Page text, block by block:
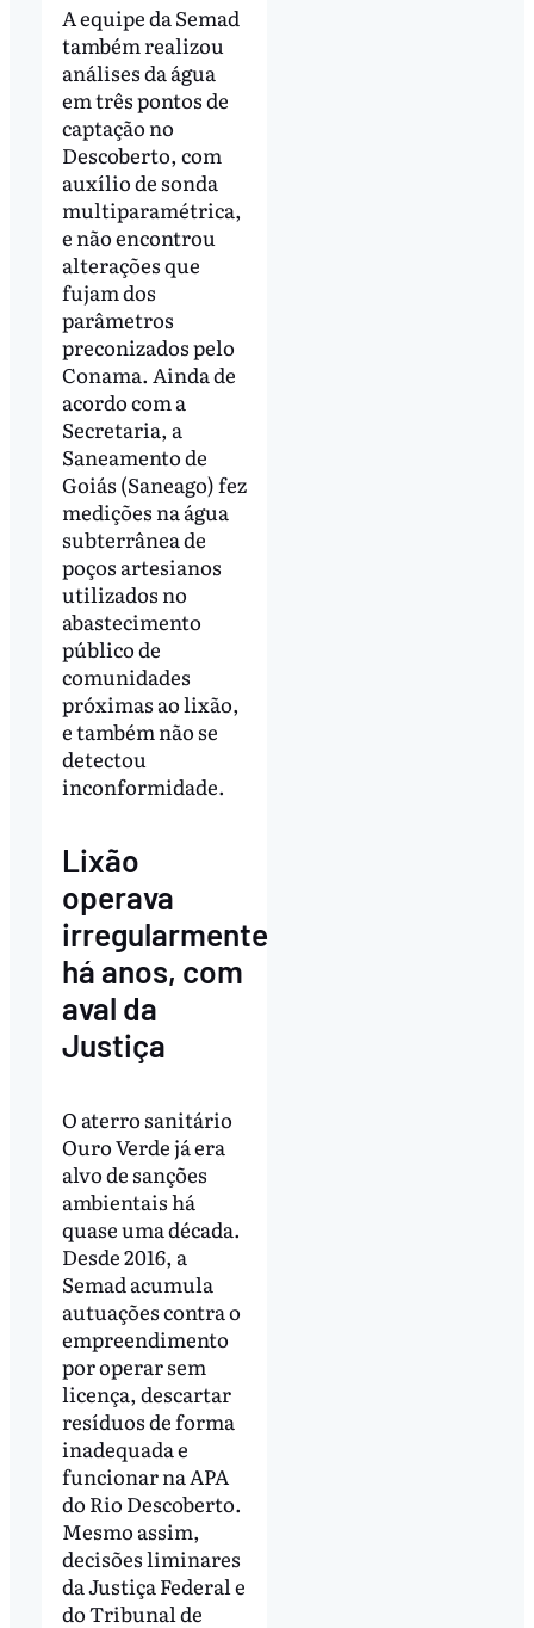
A equipe da Semad
também realizou
análises da água
em três pontos de
captação no
Descoberto, com
auxílio de sonda
multiparamétrica,
e não encontrou
alterações que
fujam dos
parâmetros
preconizados pelo
Conama. Ainda de
acordo com a
Secretaria, a
Saneamento de
Goiás (Saneago) fez
medições na água
subterrânea de
poços artesianos
utilizados no
abastecimento
público de
comunidades
próximas ao lixão,
e também não se
detectou
inconformidade.
Lixão
operava
irregularmente
há anos, com
aval da
Justiça
O aterro sanitário
Ouro Verde já era
alvo de sanções
ambientais há
quase uma década.
Desde 2016, a
Semad acumula
autuações contra o
empreendimento
por operar sem
licença, descartar
resíduos de forma
inadequada e
funcionar na APA
do Rio Descoberto.
Mesmo assim,
decisões liminares
da Justiça Federal e
do Tribunal de